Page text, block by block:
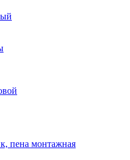
пена монтажная